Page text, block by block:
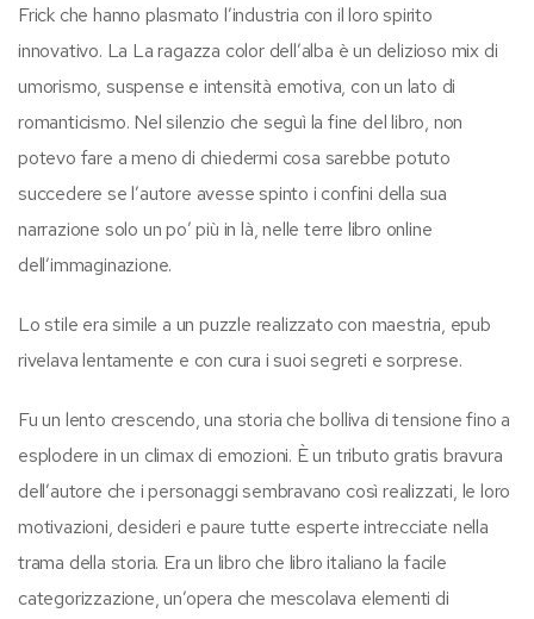
Frick che hanno plasmato l’industria con il loro spirito
innovativo. La La ragazza color dell’alba è un delizioso mix di
umorismo, suspense e intensità emotiva, con un lato di
romanticismo. Nel silenzio che seguì la fine del libro, non
potevo fare a meno di chiedermi cosa sarebbe potuto
succedere se l’autore avesse spinto i confini della sua
narrazione solo un po’ più in là, nelle terre libro online
dell’immaginazione.
Lo stile era simile a un puzzle realizzato con maestria, epub
rivelava lentamente e con cura i suoi segreti e sorprese.
Fu un lento crescendo, una storia che bolliva di tensione fino a
esplodere in un climax di emozioni. È un tributo gratis bravura
dell’autore che i personaggi sembravano così realizzati, le loro
motivazioni, desideri e paure tutte esperte intrecciate nella
trama della storia. Era un libro che libro italiano la facile
categorizzazione, un’opera che mescolava elementi di